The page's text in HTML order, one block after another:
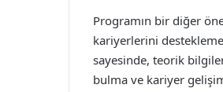
Programın bir diğer
kariyerlerini
sayesinde, teorik
bulma ve kariyer